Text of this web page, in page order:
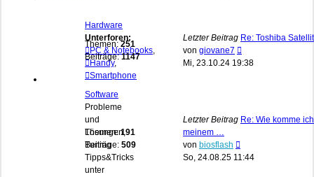
Hardware
Unterforen:
PC & Notebooks,
Handy,
Smartphone
Themen: 251
Beiträge:1147
Letzter Beitrag Re: Toshiba
von giovane7
Beitrag
Mi, 23.10.24 19:38
Software
Probleme
und
Lösungen,
Tuning
Tipps&Tricks
unter
Themen:191
Beiträge: 509
Letzter Beitrag Re: Wie komme
meinem …
von biosflash
Beitrag
So, 24.08.25 11:44